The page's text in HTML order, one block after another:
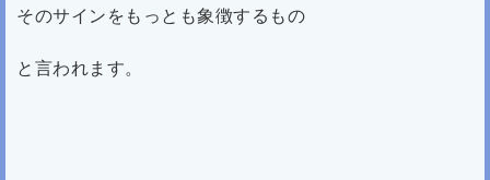
そのサインをもっとも象徴するもの
と言われます。